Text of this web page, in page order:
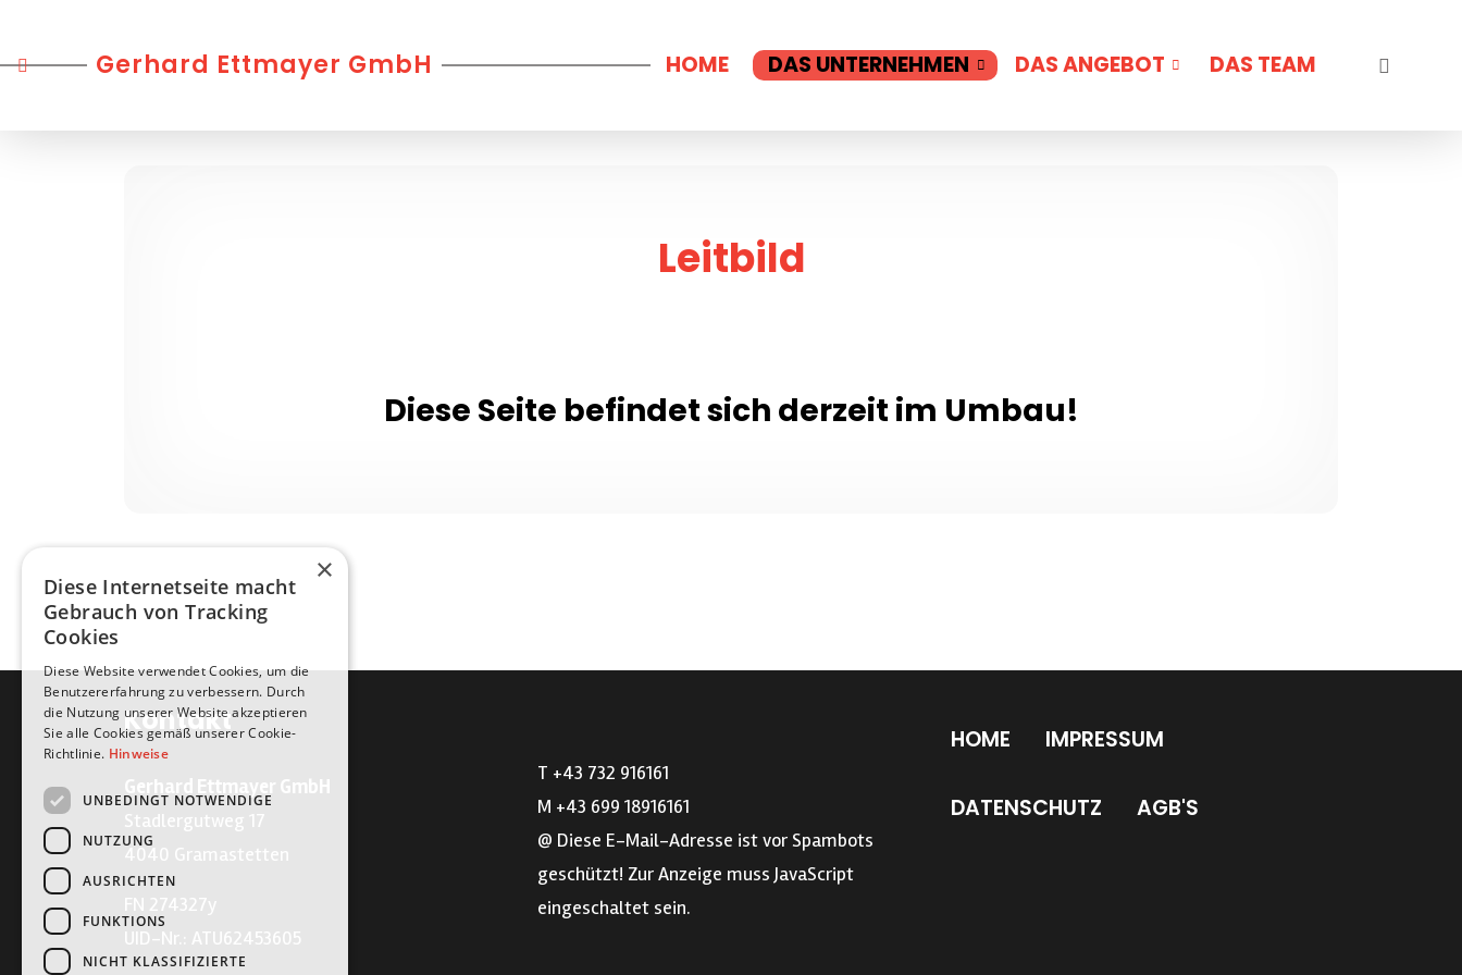
Gerhard Ettmayer GmbH HOME DAS UNTERNEHMEN DAS ANGEBOT DAS TEAM
Leitbild
Diese Seite befindet sich derzeit im Umbau!
Kontakt
Gerhard Ettmayer GmbH
Stadlergutweg 17
4040 Gramastetten
FN 274327y
UID-Nr.: ATU62453605
T +43 732 916161
M +43 699 18916161
@ Diese E-Mail-Adresse ist vor Spambots
geschützt! Zur Anzeige muss JavaScript
eingeschaltet sein.
HOME IMPRESSUM
DATENSCHUTZ AGB'S
×
Diese Internetseite macht
Gebrauch von Tracking
Cookies
Diese Website verwendet Cookies, um die
Benutzererfahrung zu verbessern. Durch
die Nutzung unserer Website akzeptieren
Sie alle Cookies gemäß unserer Cookie-
Richtlinie. Hinweise
UNBEDINGT NOTWENDIGE
NUTZUNG
AUSRICHTEN
FUNKTIONS
NICHT KLASSIFIZIERTE